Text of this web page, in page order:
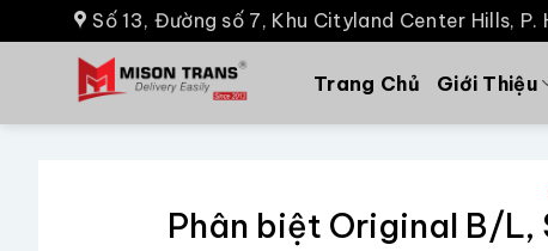
Số 13, Đường số 7, Khu Cityland Center Hills, P.
Trang Chủ Giới Thiệu
Phân biệt Original B/L,